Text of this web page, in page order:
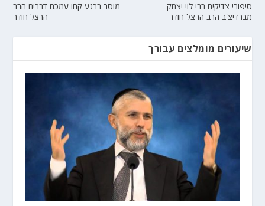
מוסר ברגע קחו עמכם דברים הרב
הרצל חודר
סיפורי צדיקים רבי לוי יצחק
מברדיצ'ב הרב הרצל חודר
שיעורים מומלצים עבורך